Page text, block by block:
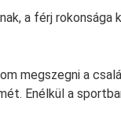
a férj rokonsága
megszegni a
Enélkül a